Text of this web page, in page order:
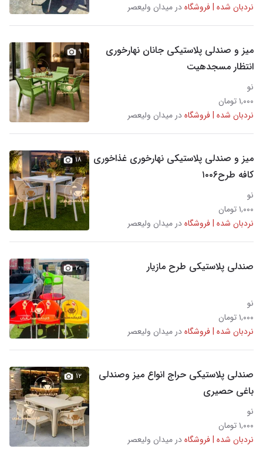
نردبان شده | فروشگاهدر میدان ولیعصر
میز و صندلی پلاستیکی جانان نهارخوری
انتظار مسجدهیت
نو
۱,۰۰۰ تومان
نردبان شده | فروشگاهدر میدان ولیعصر
۹
میز و صندلی پلاستیکی نهارخوری غذاخوری
کافه طرح۱۰۰۶
نو
۱,۰۰۰ تومان
نردبان شده | فروشگاهدر میدان ولیعصر
۱۸
صندلی پلاستیکی طرح مازیار
نو
۱,۰۰۰ تومان
نردبان شده | فروشگاهدر میدان ولیعصر
۲۰
صندلی پلاستیکی حراج انواع میز وصندلی
باغی حصیری
نو
۱,۰۰۰ تومان
نردبان شده | فروشگاهدر میدان ولیعصر
۱۲